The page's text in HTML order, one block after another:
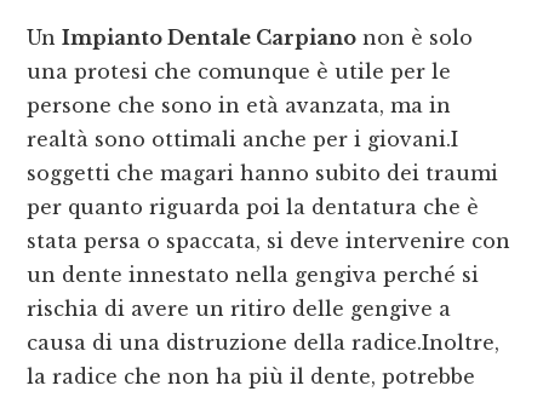
UnImpianto Dentale Carpiano non è solo
una protesi che comunque è utile per le
persone che sono in età avanzata, ma in
realtà sono ottimali anche per i giovani.I
soggetti che magari hanno subito dei traumi
per quanto riguarda poi la dentatura che è
stata persa o spaccata, si deve intervenire con
un dente innestato nella gengiva perché si
rischia di avere un ritiro delle gengive a
causa di una distruzione della radice.Inoltre,
la radice che non ha più il dente, potrebbe